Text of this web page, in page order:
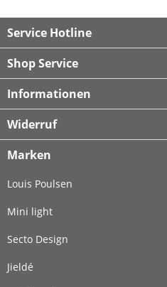
Service Hotline
Shop Service
Informationen
Widerruf
Marken
Louis Poulsen
Mini light
Secto Design
Jieldé